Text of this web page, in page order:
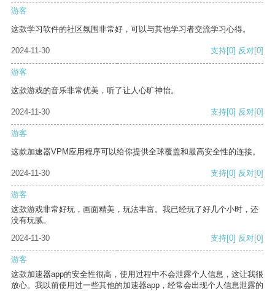
游客
这款学习软件的社区氛围非常好，可以与其他学习者交流学习心得。
2024-11-30 支持[0] 反对[0]
游客
这款游戏的音乐非常优美，听了让人心旷神怡。
2024-11-30 支持[0] 反对[0]
游客
这款加速器VPM应用程序可以给你提供全球覆盖和最高安全性的连接。
2024-11-30 支持[0] 反对[0]
游客
这款游戏非常好玩，画面精美，玩法丰富。我已经玩了好几个小时，还
没有玩腻。
2024-11-30
支持[0] 反对[0]
游客
这款加速器app的安全性很高，使用过程中不会泄露个人信息，这让我很
放心。我以前使用过一些其他的加速器app，经常会出现个人信息泄露的